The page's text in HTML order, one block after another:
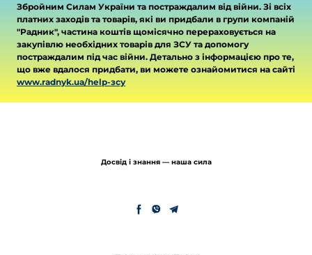
Збройним Силам України та постраждалим від війни. Зі всіх
платних заходів та товарів, які ви придбали в групи компаній
"Радник", частина коштів щомісячно перераховується на
закупівлю необхідних товарів для ЗСУ та допомогу
постраждалим під час війни. Детально з інформацією про те,
що вже вдалося придбати, ви можете ознайомитися на сайті
www.radnyk.ua/help-зсу
Досвід і знання — наша сила